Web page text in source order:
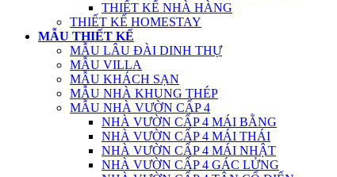
THIẾT KẾ NHÀ HÀNG
THIẾT KẾ HOMESTAY
MẪU THIẾT KẾ
MẪU LÂU ĐÀI DINH THỰ
MẪU VILLA
MẪU KHÁCH SẠN
MẪU NHÀ KHUNG THÉP
MẪU NHÀ VƯỜN CẤP 4
NHÀ VƯỜN CẤP 4 MÁI BẰNG
NHÀ VƯỜN CẤP 4 MÁI THÁI
NHÀ VƯỜN CẤP 4 MÁI NHẬT
NHÀ VƯỜN CẤP 4 GÁC LỬNG